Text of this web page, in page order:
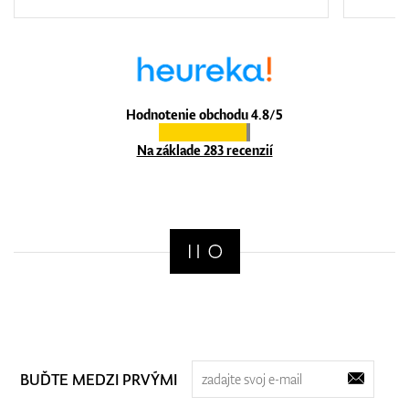
Hodnotenie obchodu 4.8/5
Na základe 283 recenzií
BUĎTE MEDZI PRVÝMI